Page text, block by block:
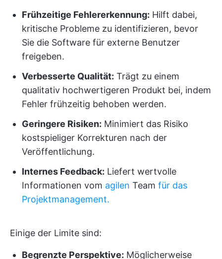
Frühzeitige Fehlererkennung: Hilft dabei,
kritische Probleme zu identifizieren, bevor
Sie die Software für externe Benutzer
freigeben.
Verbesserte Qualität: Trägt zu einem
qualitativ hochwertigeren Produkt bei, indem
Fehler frühzeitig behoben werden.
Geringere Risiken: Minimiert das Risiko
kostspieliger Korrekturen nach der
Veröffentlichung.
Internes Feedback: Liefert wertvolle
Informationen vom agilen Team für das
Projektmanagement.
Einige der Limite sind:
Begrenzte Perspektive: Möglicherweise